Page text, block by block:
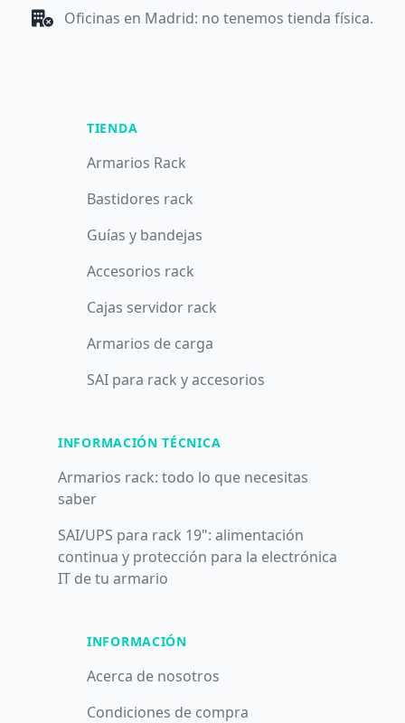
Oficinas en Madrid: no tenemos tienda física.
TIENDA
Armarios Rack
Bastidores rack
Guías y bandejas
Accesorios rack
Cajas servidor rack
Armarios de carga
SAI para rack y accesorios
INFORMACIÓN TÉCNICA
Armarios rack: todo lo que necesitas
saber
SAI/UPS para rack 19": alimentación
continua y protección para la electrónica
IT de tu armario
INFORMACIÓN
Acerca de nosotros
Condiciones de compra